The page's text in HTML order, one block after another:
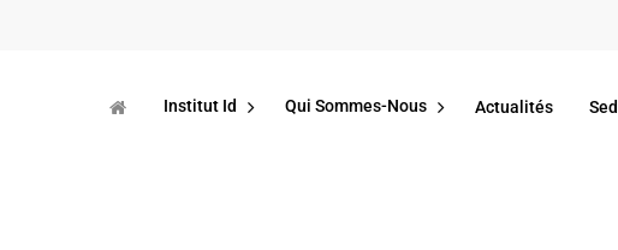
Institut Id Qui Sommes-Nous Actualités